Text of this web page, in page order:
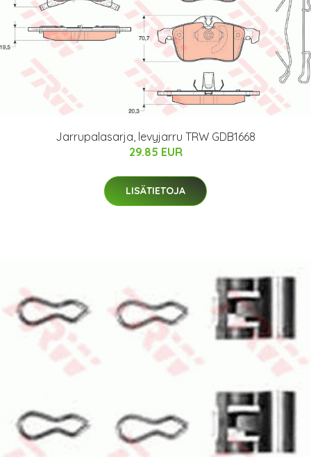
Jarrupalasarja, levyjarru TRW GDB1668
29.85 EUR
LISÄTIETOJA